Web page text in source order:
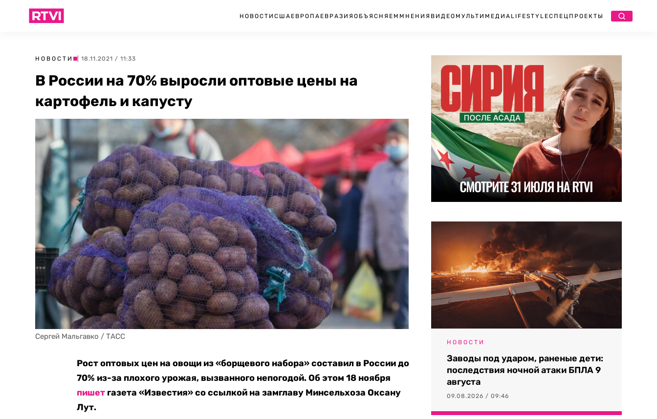
НОВОСТИ США ЕВРОПА ЕВРАЗИЯ ОБЪЯСНЯЕМ МНЕНИЯ ВИДЕО МУЛЬТИМЕДИА LIFESTYLEСПЕЦПРОЕКТЫ
НОВОСТИ | 18.11.2021 / 11:33
В России на 70% выросли оптовые цены на
картофель и капусту
Сергей Мальгавко / ТАСС
Рост оптовых цен на овощи из «борщевого набора» составил в России до
70% из-за плохого урожая, вызванного непогодой. Об этом 18 ноября
пишет газета «Известия» со ссылкой на замглаву Минсельхоза Оксану
Лут.
НОВОСТИ
Заводы под ударом, раненые дети:
последствия ночной атаки БПЛА 9
августа
09.08.2026 / 09:46